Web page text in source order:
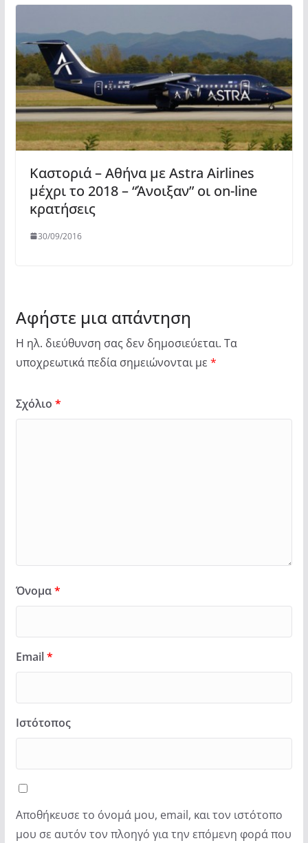
Καστοριά – Αθήνα με Astra Airlines
μέχρι το 2018 – “Άνοιξαν” οι on-line
κρατήσεις
30/09/2016
Αφήστε μια απάντηση
Η ηλ. διεύθυνση σας δεν δημοσιεύεται. Τα
υποχρεωτικά πεδία σημειώνονται με *
Σχόλιο *
Όνομα*
Email*
Ιστότοπος
Αποθήκευσε το όνομά μου, email, και τον ιστότοπο
μου σε αυτόν τον πλοηγό για την επόμενη φορά που